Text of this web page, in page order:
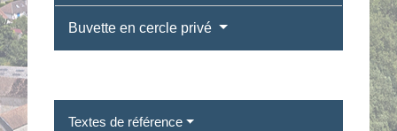
Buvette en cercle privé
Textes de référence